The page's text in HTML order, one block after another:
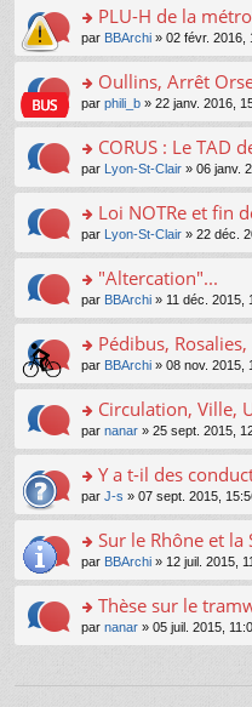
nt
s
ré
c
e
nt
le
pl
u
s
ré
c
e
nt
n
n
le
pl
u
s
ré
c
e
nt
a
g
e
n
n
le
pl
u
s
ré
c
e
nt
m
e
s
a
g
e
n
n
le
pl
u
s
ré
c
e
nt
s
ult
er
le
m
e
s
a
g
e
n
n
le
pl
u
s
ré
c
e
nt
o
n
s
ult
er
le
m
e
s
a
g
e
n
n
le
pl
u
s
ré
c
e
nt
PLU-H de la
par BBArchi » 02 févr. 2016,
o
n
s
ult
er
le
m
e
s
a
g
e
n
n
le
pl
u
s
ré
c
e
nt
Oullins, Arrêt
par phili_b » 22 janv. 2016,
o
n
s
ult
er
le
m
e
s
a
g
e
n
n
le
pl
u
s
ré
c
e
nt
CORUS : Le TAD
par Lyon-St-Clair » 06 janv.
o
n
s
ult
er
le
m
e
s
a
g
e
n
n
le
pl
u
s
ré
c
Loi NOTRe et fin
par Lyon-St-Clair » 22 déc.
o
n
s
ult
er
le
m
e
s
a
g
e
n
n
le
pl
u
ré
"Altercation"...
par BBArchi » 11 déc. 2015,
o
n
s
ult
er
le
m
e
s
a
g
e
n
n
Pédibus,
par BBArchi » 08 nov. 2015,
o
n
s
ult
er
le
m
e
s
a
g
e
o
Circulation, Ville,
par nanar » 25 sept. 2015,
o
n
s
ult
er
le
m
e
s
Y a t-il des
par J-s » 07 sept. 2015,
o
n
s
ult
er
e
Sur le Rhône et la
par BBArchi » 12 juil. 2015,
o
n
ult
Thèse sur le
par nanar » 05 juil. 2015,